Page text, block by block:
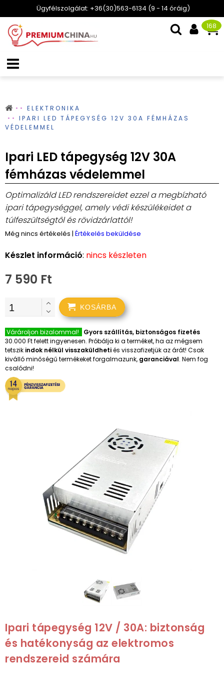
Ügyfélszolgálat: +36(30)563-6134 (9 - 14 óráig)
168
ELEKTRONIKA
IPARI LED TÁPEGYSÉG 12V 30A FÉMHÁZAS
VÉDELEMMEL
Ipari LED tápegység 12V 30A
fémházas védelemmel
Optimalizáld LED rendszereidet ezzel a megbízható
ipari tápegységgel, amely védi készülékeidet a
túlfeszültségtől és rövidzárlattól!
Még nincs értékelés | Értékelés beküldése
Készlet információ: nincs készleten
7 590 Ft
KOSÁRBA
Várároljon bizalommal!
Gyors szállítás, biztonságos fizetés
30.000 Ft felett ingyenesen. Próbálja ki a terméket, ha az mégsem
tetszik indok nélkül visszaküldhetiés visszafizetjük az árát! Csak
kiválló minőségű termékeket forgalmazunk, garanciával. Nem fog
csalódni!
Ipari tápegység 12V / 30A: biztonság
és hatékonyság az elektromos
rendszereid számára